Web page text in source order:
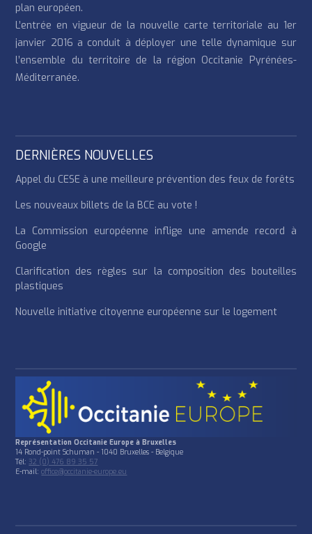
plan européen.
L’entrée en vigueur de la nouvelle carte territoriale au 1er
janvier 2016 a conduit à déployer une telle dynamique sur
l’ensemble du territoire de la région Occitanie Pyrénées-
Méditerranée.
DERNIÈRES NOUVELLES
Appel du CESE à une meilleure prévention des feux de forêts
Les nouveaux billets de la BCE au vote !
La Commission européenne inflige une amende record à
Google
Clarification des règles sur la composition des bouteilles
plastiques
Nouvelle initiative citoyenne européenne sur le logement
Représentation Occitanie Europe à Bruxelles
14 Rond-point Schuman - 1040 Bruxelles - Belgique
Tél:32 (0) 476 89 35 57
E-mail:office@occitanie-europe.eu